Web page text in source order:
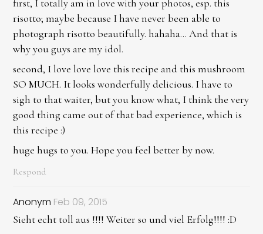
first, I totally am in love with your photos, esp. this
risotto; maybe because I have never been able to
photograph risotto beautifully. hahaha... And that is
why you guys are my idol.
second, I love love love this recipe and this mushroom
SO MUCH. It looks wonderfully delicious. I have to
sigh to that waiter, but you know what, I think the very
good thing came out of that bad experience, which is
this recipe :)
huge hugs to you. Hope you feel better by now.
Respond
Anonym Feb 09, 2015
Sieht echt toll aus !!!! Weiter so und viel Erfolg!!!! :D